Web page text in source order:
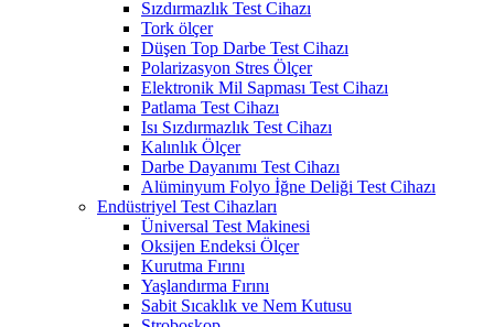
Sızdırmazlık Test Cihazı
Tork ölçer
Düşen Top Darbe Test Cihazı
Polarizasyon Stres Ölçer
Elektronik Mil Sapması Test Cihazı
Patlama Test Cihazı
Isı Sızdırmazlık Test Cihazı
Kalınlık Ölçer
Darbe Dayanımı Test Cihazı
Alüminyum Folyo İğne Deliği Test Cihazı
Endüstriyel Test Cihazları
Üniversal Test Makinesi
Oksijen Endeksi Ölçer
Kurutma Fırını
Yaşlandırma Fırını
Sabit Sıcaklık ve Nem Kutusu